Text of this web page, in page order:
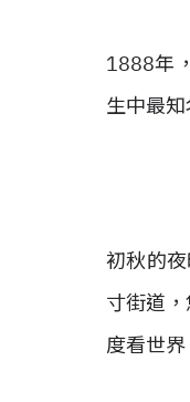
1888年
生中最
初秋的
寸街道
度看世界